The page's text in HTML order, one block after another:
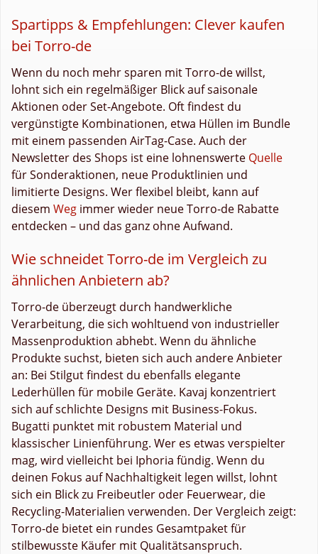
Spartipps & Empfehlungen: Clever kaufen
bei Torro-de
Wenn du noch mehr sparen mit Torro-de willst,
lohnt sich ein regelmäßiger Blick auf saisonale
Aktionen oder Set-Angebote. Oft findest du
vergünstigte Kombinationen, etwa Hüllen im Bundle
mit einem passenden AirTag-Case. Auch der
Newsletter des Shops ist eine lohnenswerte Quelle
für Sonderaktionen, neue Produktlinien und
limitierte Designs. Wer flexibel bleibt, kann auf
diesem Weg immer wieder neue Torro-de Rabatte
entdecken – und das ganz ohne Aufwand.
Wie schneidet Torro-de im Vergleich zu
ähnlichen Anbietern ab?
Torro-de überzeugt durch handwerkliche
Verarbeitung, die sich wohltuend von industrieller
Massenproduktion abhebt. Wenn du ähnliche
Produkte suchst, bieten sich auch andere Anbieter
an: Bei Stilgut findest du ebenfalls elegante
Lederhüllen für mobile Geräte. Kavaj konzentriert
sich auf schlichte Designs mit Business-Fokus.
Bugatti punktet mit robustem Material und
klassischer Linienführung. Wer es etwas verspielter
mag, wird vielleicht bei Iphoria fündig. Wenn du
deinen Fokus auf Nachhaltigkeit legen willst, lohnt
sich ein Blick zu Freibeutler oder Feuerwear, die
Recycling-Materialien verwenden. Der Vergleich zeigt:
Torro-de bietet ein rundes Gesamtpaket für
stilbewusste Käufer mit Qualitätsanspruch.